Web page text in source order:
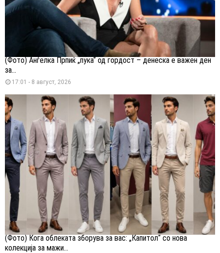
(Фото) Анѓелка Прпиќ „пука“ од гордост – денеска е важен ден
за...
17:01 - 8 август, 2026
(Фото) Кога облеката зборува за вас: „Капитол“ со нова
колекција за мажи...